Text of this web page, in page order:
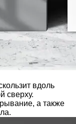
вдоль
сверху.
а также